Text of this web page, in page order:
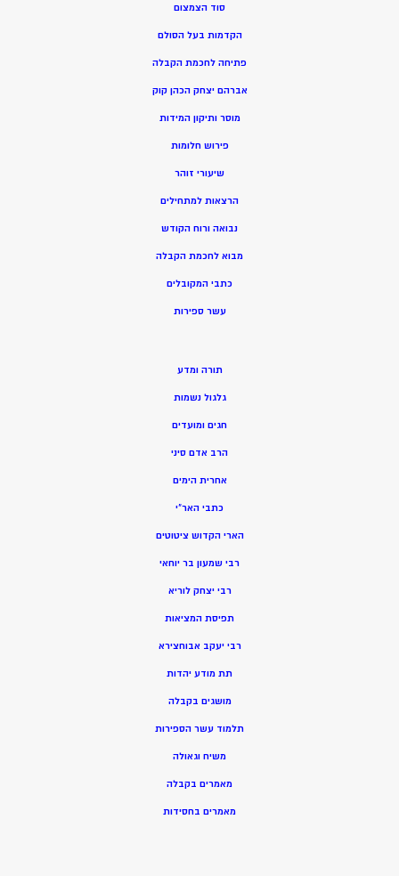
סוד הצמצום
הקדמות בעל הסולם
פתיחה לחכמת הקבלה
אברהם יצחק הכהן קוק
מוסר ותיקון המידות
פירוש חלומות
שיעורי זוהר
הרצאות למתחילים
נבואה ורוח הקודש
מבוא לחכמת הקבלה
כתבי המקובלים
עשר ספירות
תורה ומדע
גלגול נשמות
חגים ומועדים
הרב אדם סיני
אחרית הימים
כתבי האר”י
הארי הקדוש ציטוטים
רבי שמעון בר יוחאי
רבי יצחק לוריא
תפיסת המציאות
רבי יעקב אבוחצירא
תת מודע יהדות
מושגים בקבלה
תלמוד עשר הספירות
משיח וגאולה
מאמרים בקבלה
מאמרים בחסידות